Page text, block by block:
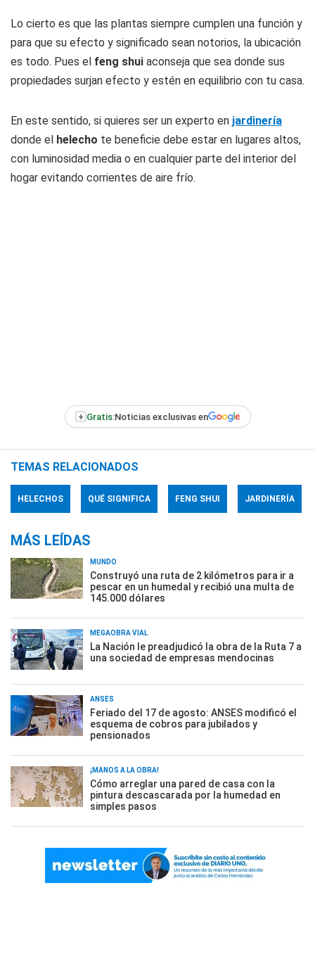
Lo cierto es que las plantas siempre cumplen una función y
para que su efecto y significado sean notorios, la ubicación
es todo. Pues el feng shui aconseja que sea donde sus
propiedades surjan efecto y estén en equilibrio con tu casa.
En este sentido, si quieres ser un experto en jardinería
donde el helecho te beneficie debe estar en lugares altos,
con luminosidad media o en cualquier parte del interior del
hogar evitando corrientes de aire frío.
+ Gratis:Noticias exclusivas en
TEMAS RELACIONADOS
HELECHOS QUÉ SIGNIFICA FENG SHUI JARDINERÍA
MÁS LEÍDAS
MUNDO
Construyó una ruta de 2 kilómetros para ir a
pescar en un humedal y recibió una multa de
145.000 dólares
MEGAOBRA VIAL
La Nación le preadjudicó la obra de la Ruta 7 a
una sociedad de empresas mendocinas
ANSES
Feriado del 17 de agosto: ANSES modificó el
esquema de cobros para jubilados y
pensionados
¡MANOS A LA OBRA!
Cómo arreglar una pared de casa con la
pintura descascarada por la humedad en
simples pasos